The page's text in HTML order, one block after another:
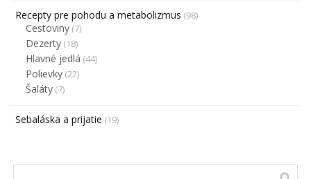
Recepty pre pohodu a metabolizmus (98)
Cestoviny (7)
Dezerty (18)
Hlavné jedlá (44)
Polievky (22)
Šaláty (7)
Sebaláska a prijatie (19)